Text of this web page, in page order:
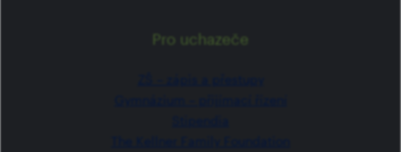
Pro uchazeče